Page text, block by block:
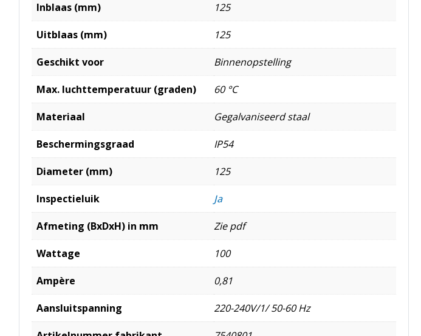
Inblaas (mm) 125
Uitblaas (mm) 125
Geschikt voor Binnenopstelling
Max. luchttemperatuur (graden) 60 °C
Materiaal Gegalvaniseerd staal
Beschermingsgraad IP54
Diameter (mm) 125
Inspectieluik Ja
Afmeting (BxDxH) in mm Zie pdf
Wattage 100
Ampère 0,81
Aansluitspanning 220-240V/1/ 50-60 Hz